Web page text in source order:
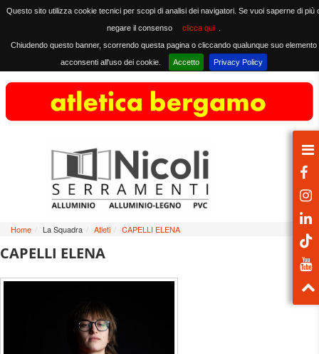
Questo sito utilizza cookie tecnici per scopi di analisi dei navigatori. Se vuoi saperne di più
negare il consenso
clicca qui
Chiudendo questo banner, scorrendo questa pagina o cliccando qualunque suo elemento
acconsenti all'uso dei cookie.
Accetto Privacy Policy
Home / La Squadra / Atleti / CAPELLI ELENA
CAPELLI ELENA